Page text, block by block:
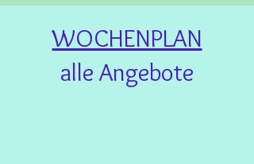
WOCHENPLAN
alle Angebote